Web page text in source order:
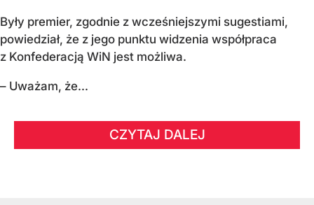
Były premier, zgodnie z wcześniejszymi sugestiami,
powiedział, że z jego punktu widzenia współpraca
z Konfederacją WiN jest możliwa.
– Uważam, że...
CZYTAJ DALEJ